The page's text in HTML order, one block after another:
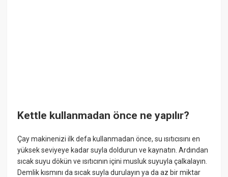
Kettle kullanmadan önce ne yapılır?
Çay makinenizi ilk defa kullanmadan önce, su ısıtıcısını en
yüksek seviyeye kadar suyla doldurun ve kaynatın. Ardından
sıcak suyu dökün ve ısıtıcının içini musluk suyuyla çalkalayın.
Demlik kısmını da sıcak suyla durulayın ya da az bir miktar